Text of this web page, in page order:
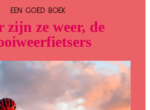
EEN GOED BOEK
zijn ze weer, de